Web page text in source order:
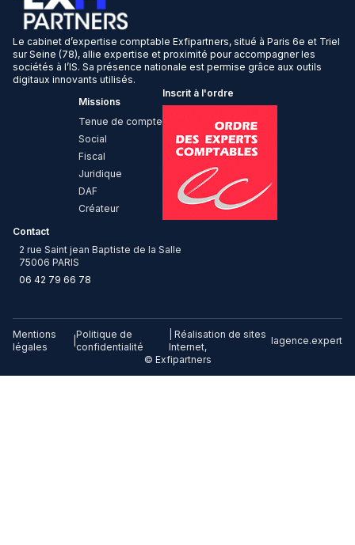
Le cabinet d’expertise comptable Exfipartners, situé à Paris 6e et Triel
sur Seine (78), allie expertise et proximité pour accompagner les
sociétés à l’IS. Sa présence nationale est permise grâce aux outils
digitaux innovants utilisés.
Missions
Tenue de compte
Social
Fiscal
Juridique
DAF
Créateur
Inscrit à l'ordre
Contact
2 rue Saint jean Baptiste de la Salle
75006 PARIS
06 42 79 66 78
© Exfipartners
Mentions
légales
Politique de
confidentialité
| Réalisation de sites
Internet,
lagence.expert